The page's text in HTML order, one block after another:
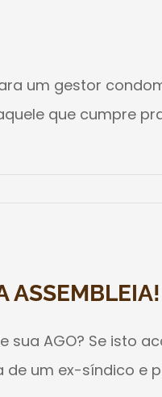
um gestor
que cumpre
ASSEMBLEIA!
AGO? Se isto
um ex-síndico e